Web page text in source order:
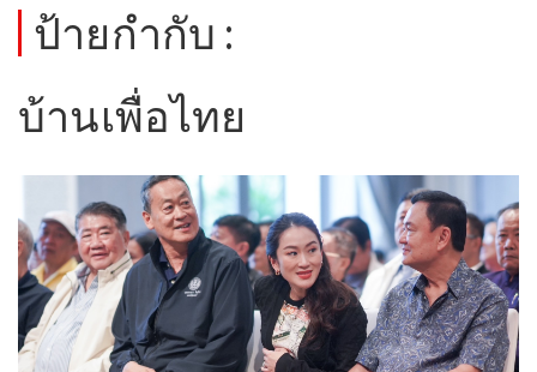
ป้ายกำกับ :
บ้านเพื่อไทย